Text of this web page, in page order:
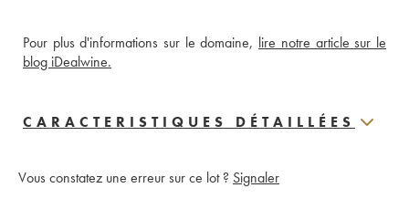
Pour plus d'informations sur le domaine, lire notre article sur le
blog iDealwine.
CARACTERISTIQUES DÉTAILLÉES
Vous constatez une erreur sur ce lot ? Signaler